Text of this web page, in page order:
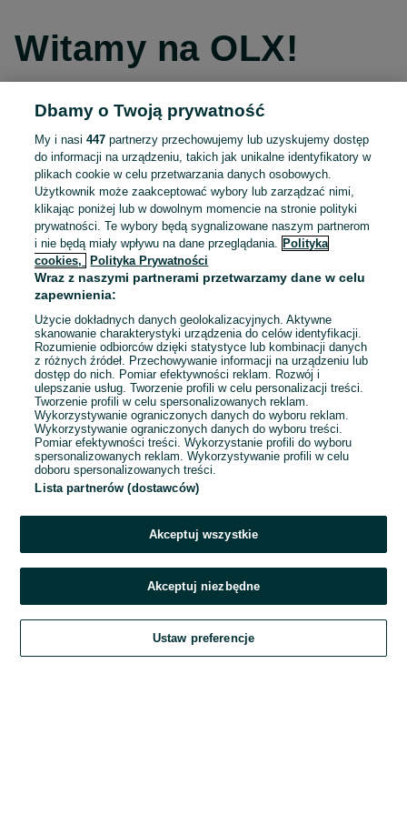
Witamy na OLX!
Kontynuuj przez Facebooka
Kontynuuj przez konto Apple
Kontynuuj przez konto Google
LUB
E-mail
Hasło
Zaloguj się
Kontynuując za pośrednictwem jednego z dostawców wskazanych powyżej,
OLX.pl w jego aktualnym brzmieniu.
Dbamy o Twoją prywatność
My i nasi447 partnerzy przechowujemy lub uzyskujemy dostęp
do informacji na urządzeniu, takich jak unikalne identyfikatory w
plikach cookie w celu przetwarzania danych osobowych.
Użytkownik może zaakceptować wybory lub zarządzać nimi,
klikając poniżej lub w dowolnym momencie na stronie polityki
prywatności. Te wybory będą sygnalizowane naszym partnerom
i nie będą miały wpływu na dane przeglądania.
Polityka
cookies,
Polityka Prywatności
Wraz z naszymi partnerami przetwarzamy dane w celu
zapewnienia:
Użycie dokładnych danych geolokalizacyjnych. Aktywne
skanowanie charakterystyki urządzenia do celów identyfikacji.
Rozumienie odbiorców dzięki statystyce lub kombinacji danych
z różnych źródeł. Przechowywanie informacji na urządzeniu lub
dostęp do nich. Pomiar efektywności reklam. Rozwój i
ulepszanie usług. Tworzenie profili w celu personalizacji treści.
Tworzenie profili w celu spersonalizowanych reklam.
Wykorzystywanie ograniczonych danych do wyboru reklam.
Wykorzystywanie ograniczonych danych do wyboru treści.
Pomiar efektywności treści. Wykorzystanie profili do wyboru
spersonalizowanych reklam. Wykorzystywanie profili w celu
doboru spersonalizowanych treści.
Lista partnerów (dostawców)
Akceptuj wszystkie
Akceptuj niezbędne
Ustaw preferencje